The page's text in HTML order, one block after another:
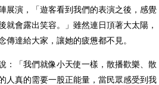
展演，「遊客看到我們的表演之後，感覺
就會露出笑容。」雖然連日頂著大太陽，
傳達給大家，讓她的疲憊都不見。
：「我們就像小天使一樣，散播歡樂、散
人真的需要一股正能量，當民眾感受到我